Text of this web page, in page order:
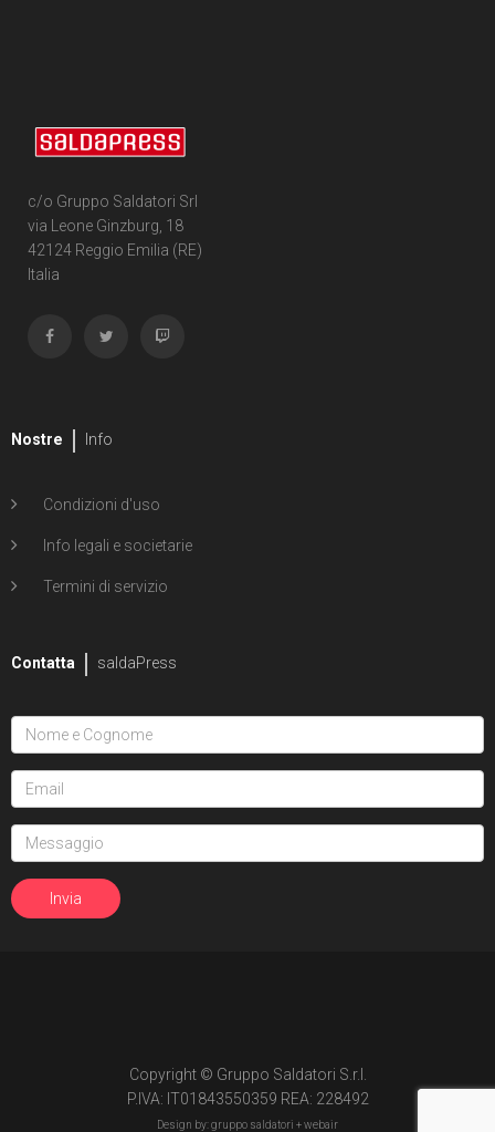
c/o Gruppo Saldatori Srl
via Leone Ginzburg, 18
42124 Reggio Emilia (RE)
Italia
Nostre Info
Condizioni d'uso
Info legali e societarie
Termini di servizio
Contatta saldaPress
Copyright © Gruppo Saldatori S.r.l.
P.IVA: IT01843550359 REA: 228492
Design by: gruppo saldatori +webair